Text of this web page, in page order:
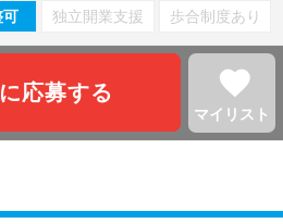
可 独立開業支援 歩合制度あり
応募する favorite
マイリスト